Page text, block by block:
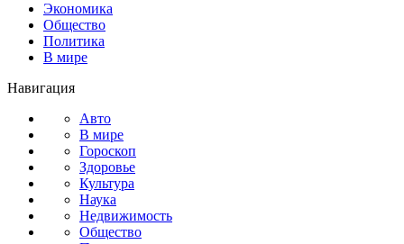
Экономика
Общество
Политика
В мире
Навигация
Авто
В мире
Гороскоп
Здоровье
Культура
Наука
Недвижимость
Общество